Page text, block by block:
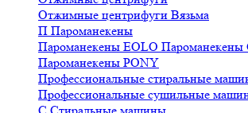
Отжимные центрифуги Вязьма
П Пароманекены
Пароманекены EOLO Пароманекены
Пароманекены PONY
Профессиональные стиральные
Профессиональные сушильные